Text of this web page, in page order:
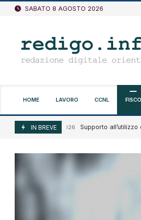
Vai
SABATO 8 AGOSTO 2026
HOME LAVORO CCNL FISCO
IN BREVE
Agosto 7, 2026 Supporto all’utilizzo di